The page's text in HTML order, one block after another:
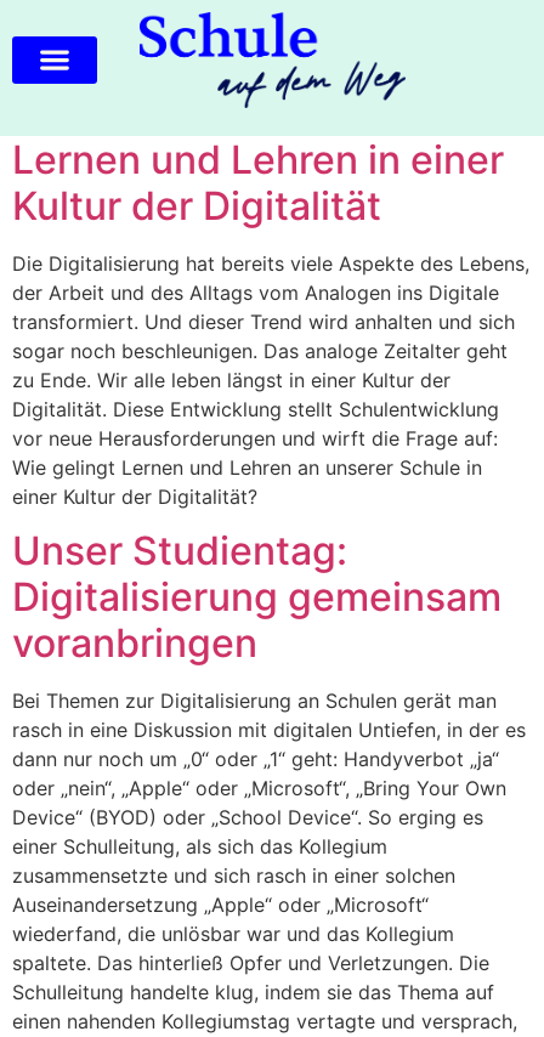
Lernen und Lehren in einer
Kultur der Digitalität
Die Digitalisierung hat bereits viele Aspekte des Lebens,
der Arbeit und des Alltags vom Analogen ins Digitale
transformiert. Und dieser Trend wird anhalten und sich
sogar noch beschleunigen. Das analoge Zeitalter geht
zu Ende. Wir alle leben längst in einer Kultur der
Digitalität. Diese Entwicklung stellt Schulentwicklung
vor neue Herausforderungen und wirft die Frage auf:
Wie gelingt Lernen und Lehren an unserer Schule in
einer Kultur der Digitalität?
Unser Studientag:
Digitalisierung gemeinsam
voranbringen
Bei Themen zur Digitalisierung an Schulen gerät man
rasch in eine Diskussion mit digitalen Untiefen, in der es
dann nur noch um „0“ oder „1“ geht: Handyverbot „ja“
oder „nein“, „Apple“ oder „Microsoft“, „Bring Your Own
Device“ (BYOD) oder „School Device“. So erging es
einer Schulleitung, als sich das Kollegium
zusammensetzte und sich rasch in einer solchen
Auseinandersetzung „Apple“ oder „Microsoft“
wiederfand, die unlösbar war und das Kollegium
spaltete. Das hinterließ Opfer und Verletzungen. Die
Schulleitung handelte klug, indem sie das Thema auf
einen nahenden Kollegiumstag vertagte und versprach,